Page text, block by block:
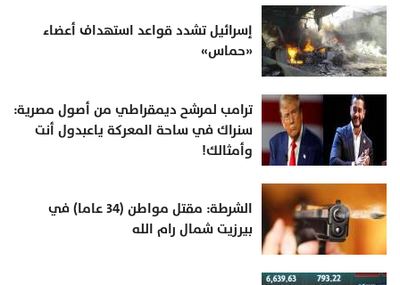
إسرائيل تشدد قواعد استهداف أعضاء
«حماس»
ترامب لمرشح ديمقراطي من أصول مصرية:
سنراك في ساحة المعركة ياعبدول أنت
وأمثالك!
الشرطة: مقتل مواطن (34 عاما) في
بيرزيت شمال رام الله